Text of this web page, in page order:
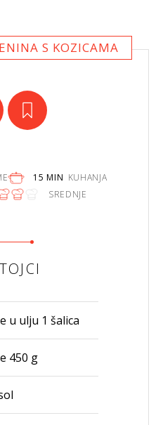
S KOZICAMA
15 MIN KUHANJA
SREDNJE
u ulju 1 šalica
450 g